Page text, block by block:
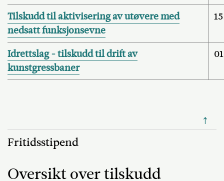
Tilskudd til aktivisering av utøvere med
nedsatt funksjonsevne
Idrettslag - tilskudd til drift av
kunstgressbaner
↑
Fritidsstipend
Oversikt over tilskudd